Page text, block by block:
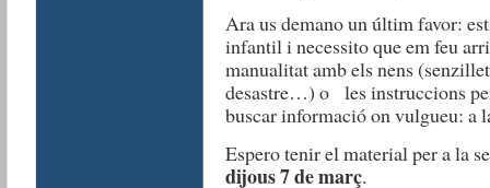
Ara us demano un últim favor:
infantil i necessito que em feu
manualitat amb els nens
desastre…) o les instruccions
buscar informació on vulgueu:
Espero tenir el material per a la
dijous 7 de març.